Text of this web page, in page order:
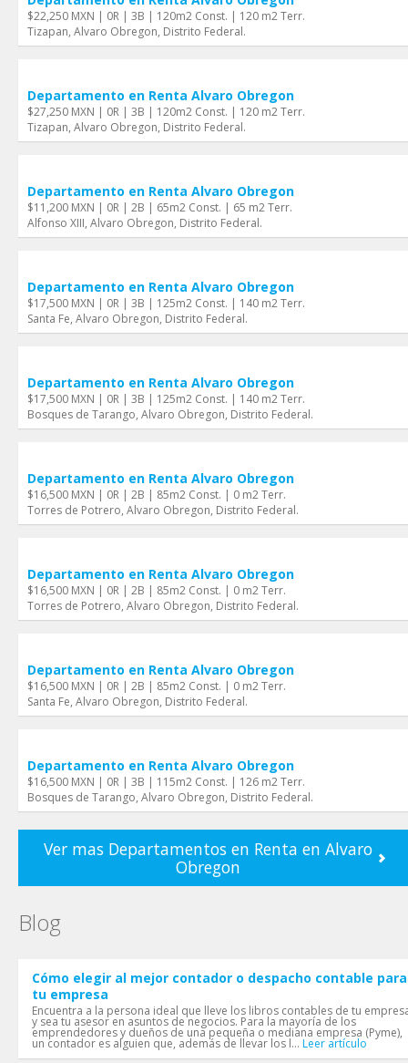
$22,250 MXN | 0R | 3B | 120m2 Const. | 120 m2 Terr.
Tizapan, Alvaro Obregon, Distrito Federal.
Departamento en Renta Alvaro Obregon
$27,250 MXN | 0R | 3B | 120m2 Const. | 120 m2 Terr.
Tizapan, Alvaro Obregon, Distrito Federal.
Departamento en Renta Alvaro Obregon
$11,200 MXN | 0R | 2B | 65m2 Const. | 65 m2 Terr.
Alfonso XIII, Alvaro Obregon, Distrito Federal.
Departamento en Renta Alvaro Obregon
$17,500 MXN | 0R | 3B | 125m2 Const. | 140 m2 Terr.
Santa Fe, Alvaro Obregon, Distrito Federal.
Departamento en Renta Alvaro Obregon
$17,500 MXN | 0R | 3B | 125m2 Const. | 140 m2 Terr.
Bosques de Tarango, Alvaro Obregon, Distrito Federal.
Departamento en Renta Alvaro Obregon
$16,500 MXN | 0R | 2B | 85m2 Const. | 0 m2 Terr.
Torres de Potrero, Alvaro Obregon, Distrito Federal.
Departamento en Renta Alvaro Obregon
$16,500 MXN | 0R | 2B | 85m2 Const. | 0 m2 Terr.
Torres de Potrero, Alvaro Obregon, Distrito Federal.
Departamento en Renta Alvaro Obregon
$16,500 MXN | 0R | 2B | 85m2 Const. | 0 m2 Terr.
Santa Fe, Alvaro Obregon, Distrito Federal.
Departamento en Renta Alvaro Obregon
$16,500 MXN | 0R | 3B | 115m2 Const. | 126 m2 Terr.
Bosques de Tarango, Alvaro Obregon, Distrito Federal.
Ver mas Departamentos en Renta en Alvaro
Obregon
Blog
Cómo elegir al mejor contador o despacho contable para
tu empresa
Encuentra a la persona ideal que lleve los libros contables de tu
y sea tu asesor en asuntos de negocios. Para la mayoría de los
emprendedores y dueños de una pequeña o mediana empresa (Pyme),
un contador es alguien que, además de llevar los l... Leer artículo